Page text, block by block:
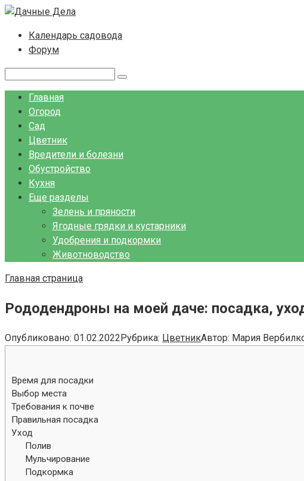
Перейти
контентуКалендарь садовода
Форум
Главная
Огород
Сад
Цветник
Вредители и болезни
Обустройство
Кухня
Еще разделы
Зелень и пряности
Ягодные грядки и кустарники
Удобрения и подкормки
Животноводство
Главная страница
Рододендроны на моей даче: посадка,
Опубликовано: 01.02.2022Рубрика: ЦветникАвтор: Мария
Время для посадки
Выбор места
Требования к почве
Правильная посадка
Уход
Полив
Мульчирование
Подкормка